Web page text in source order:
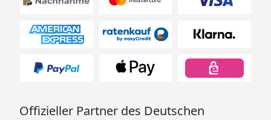
Offizieller Partner des Deutschen